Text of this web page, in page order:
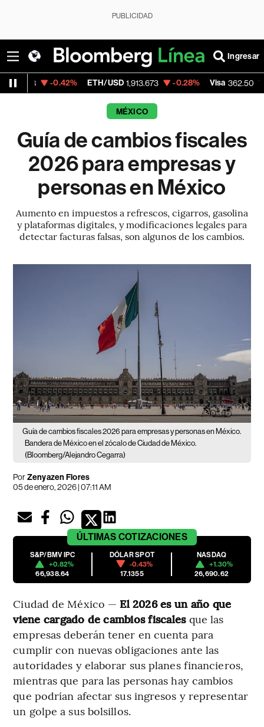
PUBLICIDAD
Ingresar
-0.42% ETH/USD 1,913.673 -0.28% Visa 362.50 -2.15%
MÉXICO
Guía de cambios fiscales
2026 para empresas y
personas en México
Aumento en impuestos a refrescos, cigarros, gasolina
y plataformas digitales, y modificaciones legales para
detectar facturas falsas, son algunos de los cambios.
Guía de cambios fiscales 2026 para empresas y personas en México.
Bandera de México en el zócalo de Ciudad de México.
(Bloomberg/Alejandro Cegarra)
PorZenyazen Flores
05 de enero, 2026 | 07:11 AM
ÚLTIMAS COTIZACIONES
S&P/BMV IPC
+0.82%
66,938.64
DÓLAR SPOT
-0.43%
17.1355
NASDAQ
+1.30%
26,690.62
Ciudad de México — El 2026 es un año que
viene cargado de cambios fiscales que las
empresas deberán tener en cuenta para
cumplir con nuevas obligaciones ante las
autoridades y elaborar sus planes financieros,
mientras que para las personas hay cambios
que podrían afectar sus ingresos y representar
un golpe a sus bolsillos.